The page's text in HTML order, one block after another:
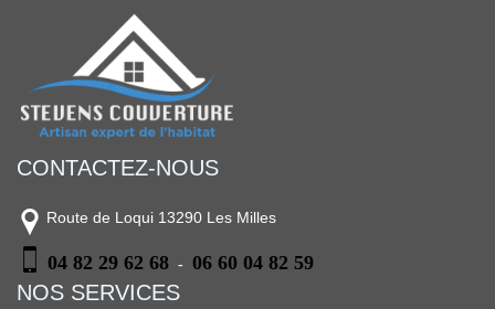
CONTACTEZ-NOUS
Route de Loqui 13290 Les Milles
04 82 29 62 68 - 06 60 04 82 59
NOS SERVICES